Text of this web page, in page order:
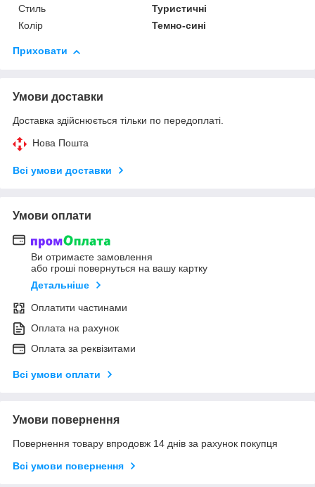
Стиль
Туристичні
Колір
Темно-сині
Приховати
Умови доставки
Доставка здійснюється тільки по передоплаті.
Нова Пошта
Всі умови доставки
Умови оплати
Ви отримаєте замовлення
або гроші повернуться на вашу картку
Детальніше
Оплатити частинами
Оплата на рахунок
Оплата за реквізитами
Всі умови оплати
Умови повернення
Повернення товару впродовж 14 днів за рахунок покупця
Всі умови повернення